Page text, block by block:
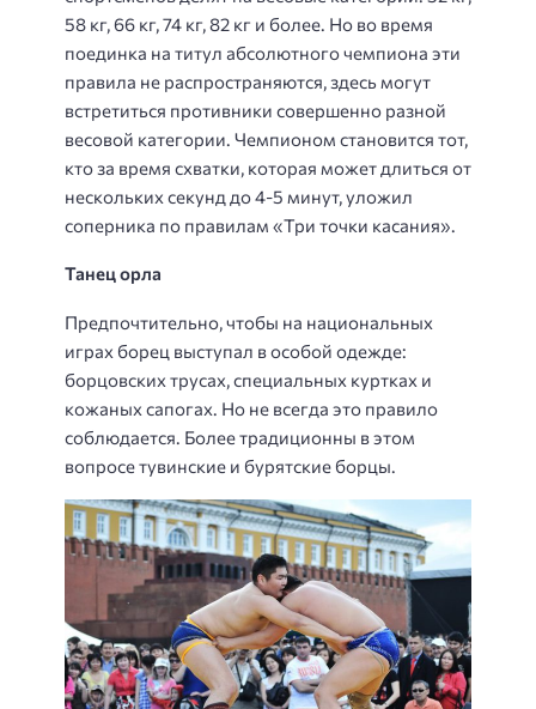
58 кг, 66 кг, 74 кг, 82 кг и более. Но во время
поединка на титул абсолютного чемпиона эти
правила не распространяются, здесь могут
встретиться противники совершенно разной
весовой категории. Чемпионом становится тот,
кто за время схватки, которая может длиться от
нескольких секунд до 4-5 минут, уложил
соперника по правилам «Три точки касания».
Танец орла
Предпочтительно, чтобы на национальных
играх борец выступал в особой одежде:
борцовских трусах, специальных куртках и
кожаных сапогах. Но не всегда это правило
соблюдается. Более традиционны в этом
вопросе тувинские и бурятские борцы.